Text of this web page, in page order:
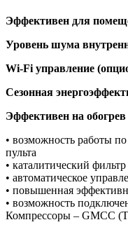
Эффективен для
Уровень шума
Wi-Fi управление
Сезонная
Эффективен на обогрев
• возможность работы
пульта
• каталитический
• автоматическое
• повышенная
• возможность
Компрессоры – GMCC